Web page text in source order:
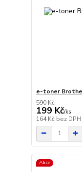
e-toner
590 Kč
199 Kč/ks
164 Kč bez DPH
Akce